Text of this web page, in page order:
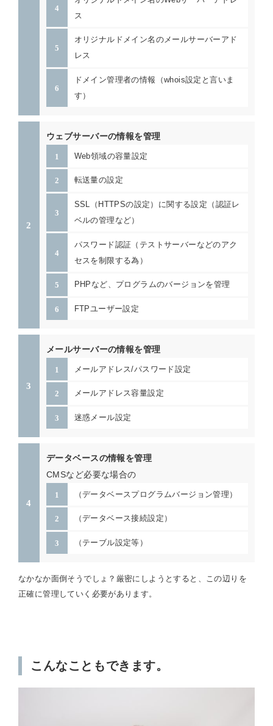
ス
オリジナルドメイン名のメールサーバーアド
レス
ドメイン管理者の情報（whois設定と言いま
す）
ウェブサーバーの情報を管理
Web領域の容量設定
転送量の設定
SSL（HTTPSの設定）に関する設定（認証レ
ベルの管理など）
パスワード認証（テストサーバーなどのアク
セスを制限する為）
PHPなど、プログラムのバージョンを管理
FTPユーザー設定
メールサーバーの情報を管理
メールアドレス/パスワード設定
メールアドレス容量設定
迷惑メール設定
データベースの情報を管理
CMSなど必要な場合の
（データベースプログラムバージョン管理）
（データベース接続設定）
（テーブル設定等）
なかなか面倒そうでしょ？厳密にしようとすると、この辺りを
正確に管理していく必要があります。
こんなこともできます。